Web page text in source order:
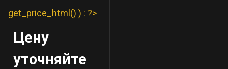
get_price_html() ) : ?>
Цену
уточняйте